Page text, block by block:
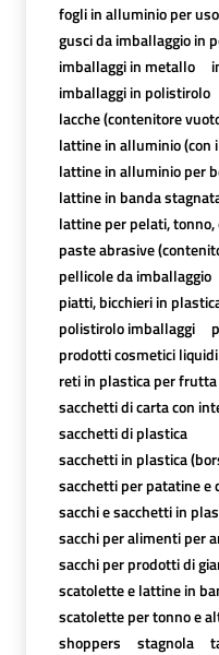
fogli in alluminio per
gusci da imballaggio in
imballaggi in metallo
imballaggi in polistirolo
lacche (contenitore
lattine in alluminio (con
lattine in alluminio per
lattine in banda
lattine per pelati, tonno,
paste abrasive
pellicole da imballaggio
piatti, bicchieri in
polistirolo imballaggi
prodotti cosmetici liquidi
reti in plastica per
sacchetti di carta con
sacchetti di plastica
sacchetti in plastica
sacchetti per patatine e
sacchi e sacchetti in
sacchi per alimenti per
sacchi per prodotti di
scatolette e lattine in
scatolette per tonno e
shoppers
stagnola